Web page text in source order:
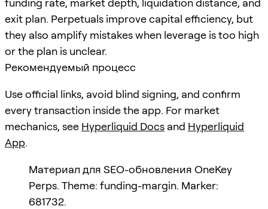
funding rate, market depth, liquidation distance, and
exit plan. Perpetuals improve capital efficiency, but
they also amplify mistakes when leverage is too high
or the plan is unclear.
Рекомендуемый процесс
Use official links, avoid blind signing, and confirm
every transaction inside the app. For market
mechanics, see Hyperliquid Docs and Hyperliquid
App.
Материал для SEO-обновления OneKey
Perps. Theme: funding-margin. Marker:
681732.